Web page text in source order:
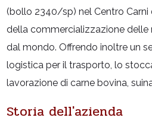
(bollo 2340/sp) nel Centro Carni
della commercializzazione delle
dal mondo. Offrendo inoltre un
logistica per il trasporto, lo
lavorazione di carne bovina,
Storia dell'azienda